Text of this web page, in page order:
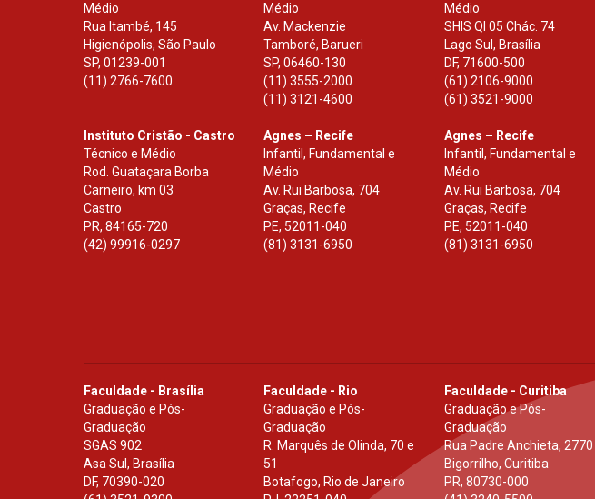
Médio
Rua Itambé, 145
Higienópolis, São Paulo
SP, 01239-001
(11) 2766-7600
Médio
Av. Mackenzie
Tamboré, Barueri
SP,06460-130
(11) 3555-2000
(11) 3121-4600
Médio
SHIS Ql 05 Chác. 74
Lago Sul, Brasília
DF, 71600-500
(61) 2106-9000
(61) 3521-9000
Instituto Cristão - Castro
Técnico e Médio
Rod. Guataçara Borba
Carneiro, km 03
Castro
PR, 84165-720
(42) 99916-0297
Agnes – Recife
Infantil, Fundamental e
Médio
Av. Rui Barbosa, 704
Graças, Recife
PE, 52011-040
(81) 3131-6950
Agnes – Recife
Infantil, Fundamental e
Médio
Av. Rui Barbosa, 704
Graças, Recife
PE, 52011-040
(81) 3131-6950
Faculdade - Brasília
Graduação e Pós-
Graduação
SGAS 902
Asa Sul, Brasília
DF, 70390-020
Faculdade - Rio
Graduação e Pós-
Graduação
R. Marquês de Olinda, 70 e
51
Botafogo, Rio de Janeiro
Faculdade - Curitiba
Graduação e Pós-
Graduação
Rua Padre Anchieta, 2770
Bigorrilho, Curitiba
PR, 80730-000